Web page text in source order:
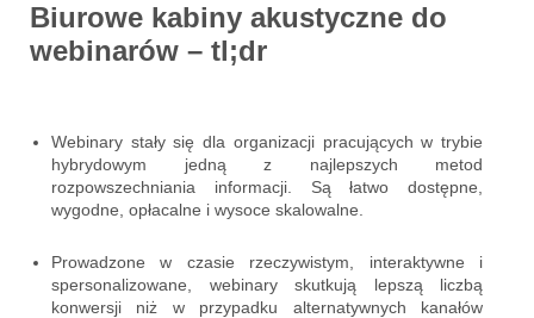
Biurowe kabiny akustyczne do
webinarów – tl;dr
Webinary stały się dla organizacji pracujących w trybie
hybrydowym jedną z najlepszych metod
rozpowszechniania informacji. Są łatwo dostępne,
wygodne, opłacalne i wysoce skalowalne.
Prowadzone w czasie rzeczywistym, interaktywne i
spersonalizowane, webinary skutkują lepszą liczbą
konwersji niż w przypadku alternatywnych kanałów